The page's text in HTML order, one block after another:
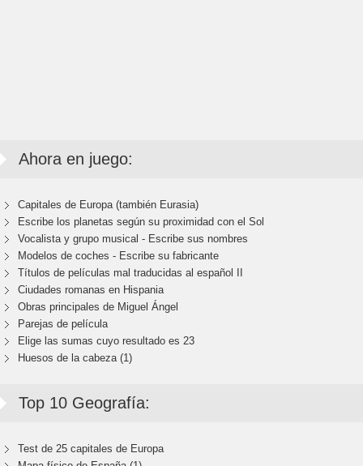
Ahora en juego:
Capitales de Europa (también Eurasia)
Escribe los planetas según su proximidad con el Sol
Vocalista y grupo musical - Escribe sus nombres
Modelos de coches - Escribe su fabricante
Títulos de películas mal traducidas al español II
Ciudades romanas en Hispania
Obras principales de Miguel Ángel
Parejas de película
Elige las sumas cuyo resultado es 23
Huesos de la cabeza (1)
Top 10 Geografía:
Test de 25 capitales de Europa